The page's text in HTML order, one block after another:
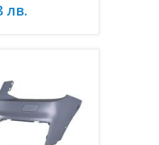
лв.